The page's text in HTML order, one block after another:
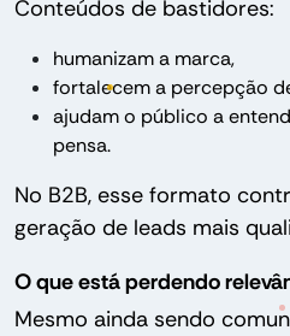
Conteúdos de bastidores:
humanizam a marca,
fortalecem a percepção
ajudam o público a
pensa.
No B2B, esse formato
geração de leads mais
O que está perdendo
Mesmo ainda sendo